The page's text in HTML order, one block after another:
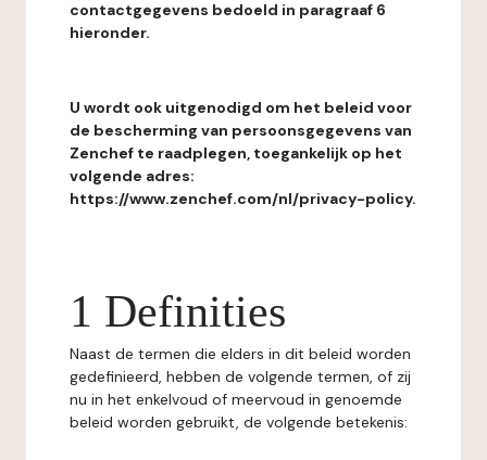
contactgegevens bedoeld in paragraaf 6
hieronder.
U wordt ook uitgenodigd om het beleid voor
de bescherming van persoonsgegevens van
Zenchef te raadplegen, toegankelijk op het
volgende adres:
https://www.zenchef.com/nl/privacy-policy.
1 Definities
Naast de termen die elders in dit beleid worden
gedefinieerd, hebben de volgende termen, of zij
nu in het enkelvoud of meervoud in genoemde
beleid worden gebruikt, de volgende betekenis: